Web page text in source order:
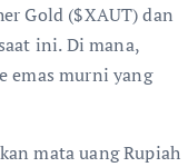
Gold ($XAUT) dan
ini. Di mana,
emas murni yang
mata uang Rupiah